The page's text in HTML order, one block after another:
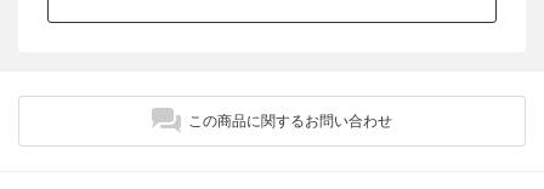
この商品に関するお問い合わせ